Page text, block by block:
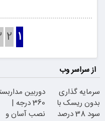
1
2
از سراسر وب
سرمایه گذاری
بدون ریسک با
سود 38 درصد
دوربین
360 درجه |
نصب آسان و